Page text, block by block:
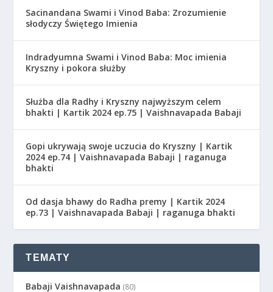
Sacinandana Swami i Vinod Baba: Zrozumienie
słodyczy Świętego Imienia
Indradyumna Swami i Vinod Baba: Moc imienia
Kryszny i pokora służby
Służba dla Radhy i Kryszny najwyższym celem
bhakti | Kartik 2024 ep.75 | Vaishnavapada Babaji
Gopi ukrywają swoje uczucia do Kryszny | Kartik
2024 ep.74 | Vaishnavapada Babaji | raganuga
bhakti
Od dasja bhawy do Radha premy | Kartik 2024
ep.73 | Vaishnavapada Babaji | raganuga bhakti
TEMATY
Babaji Vaishnavapada (80)